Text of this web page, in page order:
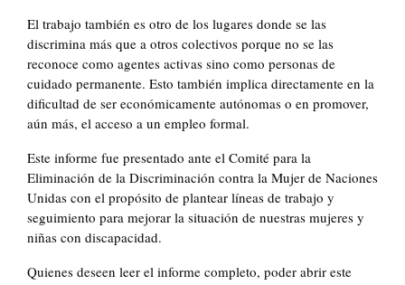
El trabajo también es otro de los lugares donde se las
discrimina más que a otros colectivos porque no se las
reconoce como agentes activas sino como personas de
cuidado permanente. Esto también implica directamente en la
dificultad de ser económicamente autónomas o en promover,
aún más, el acceso a un empleo formal.
Este informe fue presentado ante el Comité para la
Eliminación de la Discriminación contra la Mujer de Naciones
Unidas con el propósito de plantear líneas de trabajo y
seguimiento para mejorar la situación de nuestras mujeres y
niñas con discapacidad.
Quienes deseen leer el informe completo, poder abrir este